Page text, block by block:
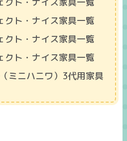
クト・ナイス家具一覧
クト・ナイス家具一覧
クト・ナイス家具一覧
ミニハニワ）3代用家具